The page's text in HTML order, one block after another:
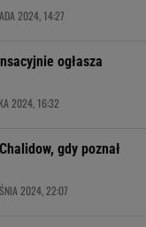
2024, 14:27
ogłasza
2024, 16:32
gdy poznał
2024, 22:07